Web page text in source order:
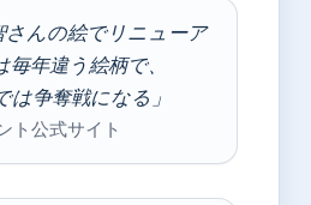
さんの絵でリニューア
年違う絵柄で、
は争奪戦になる」
ト公式サイト